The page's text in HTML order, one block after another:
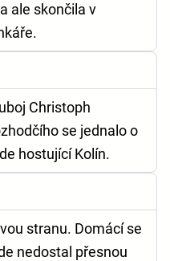
ale skončila v
Christoph
se jednalo o
hostující Kolín.
stranu. Domácí se
nedostal přesnou